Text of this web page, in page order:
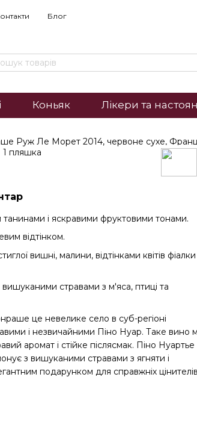
Блог
Коньяк Лікери та
танинами і яскравими фруктовими тонами.
відтінком.
вишні, малини, відтінками квітів фіалки
вишуканими стравами з м'яса, птиці та
це невелике село в суб-регіоні
і незвичайними Піно Нуар. Таке вино
аромат і стійке післясмак. Піно Нуартье
з вишуканими стравами з ягняти і
подарунком для справжніх цінителів